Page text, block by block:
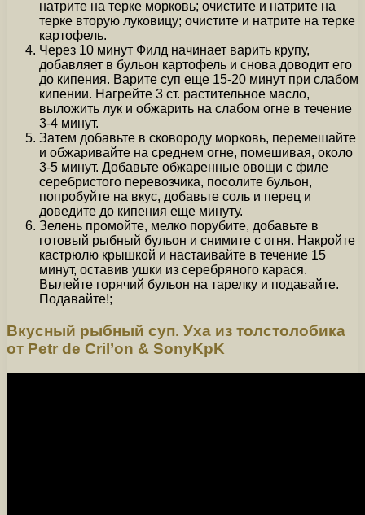
натрите на терке морковь; очистите и натрите на
терке вторую луковицу; очистите и натрите на терке
картофель.
Через 10 минут Филд начинает варить крупу,
добавляет в бульон картофель и снова доводит его
до кипения. Варите суп еще 15-20 минут при слабом
кипении. Нагрейте 3 ст. растительное масло,
выложить лук и обжарить на слабом огне в течение
3-4 минут.
Затем добавьте в сковороду морковь, перемешайте
и обжаривайте на среднем огне, помешивая, около
3-5 минут. Добавьте обжаренные овощи с филе
серебристого перевозчика, посолите бульон,
попробуйте на вкус, добавьте соль и перец и
доведите до кипения еще минуту.
Зелень промойте, мелко порубите, добавьте в
готовый рыбный бульон и снимите с огня. Накройте
кастрюлю крышкой и настаивайте в течение 15
минут, оставив ушки из серебряного карася.
Вылейте горячий бульон на тарелку и подавайте.
Подавайте!;
Вкусный рыбный суп. Уха из толстолобика
от Petr de Cril’on & SonyKpK